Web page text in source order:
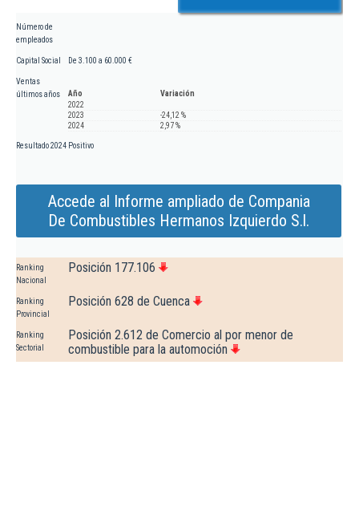
Número de
empleados
Capital Social De 3.100 a 60.000 €
Ventas
últimos años
Año
Variación
2022
2023
-24,12 %
2024
2,97 %
Resultado 2024 Positivo
Accede al Informe ampliado de Compania
De Combustibles Hermanos Izquierdo S.l.
Ranking
Nacional
Posición 177.106
Ranking
Provincial
Posición 628 de Cuenca
Ranking
Sectorial
Posición 2.612 de Comercio al por menor de
combustible para la automoción